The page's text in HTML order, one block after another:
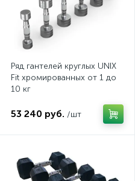
Ряд гантелей круглых UNIX
Fit хромированных от 1 до
10 кг
53 240 руб. /шт